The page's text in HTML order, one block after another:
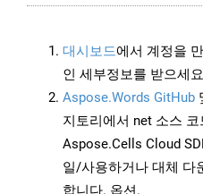
대시보드에서 계정을
인 세부정보를 받으세
Aspose.Words GitHub
지토리에서 net 소스
Aspose.Cells Cloud
일/사용하거나 대체 다
합니다. 옵션.